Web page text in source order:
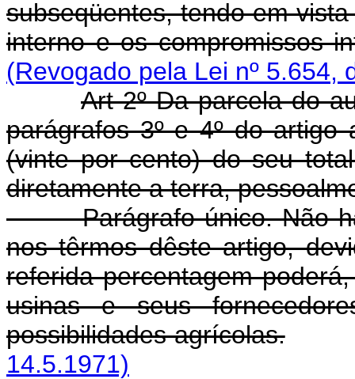
subseqüentes, tendo em
interno e os compromissos
(Revogado pela Lei nº 5.654,
Art 2º Da parcela do
parágrafos 3º e 4º do artigo
(vinte por cento) do seu
diretamente a terra,
Parágrafo único. Não
nos têrmos dêste artigo,
referida percentagem
usinas e seus
possibilidades agrícolas.
14.5.1971)